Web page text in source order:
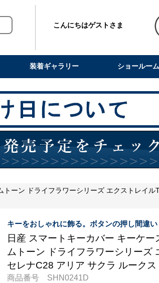
こんにちはゲストさま
装着ギャラリー ショールーム
ーン ドライフラワーシリーズ エクストレイ
キーをおしゃれに飾る。ボタンの押し間違
日産 スマートキーカバー キーケ
ムトーン ドライフラワーシリーズ
セレナC28 アリア サクラ ルーク
商品番号 SHN0241D